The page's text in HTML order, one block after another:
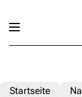
Startseite